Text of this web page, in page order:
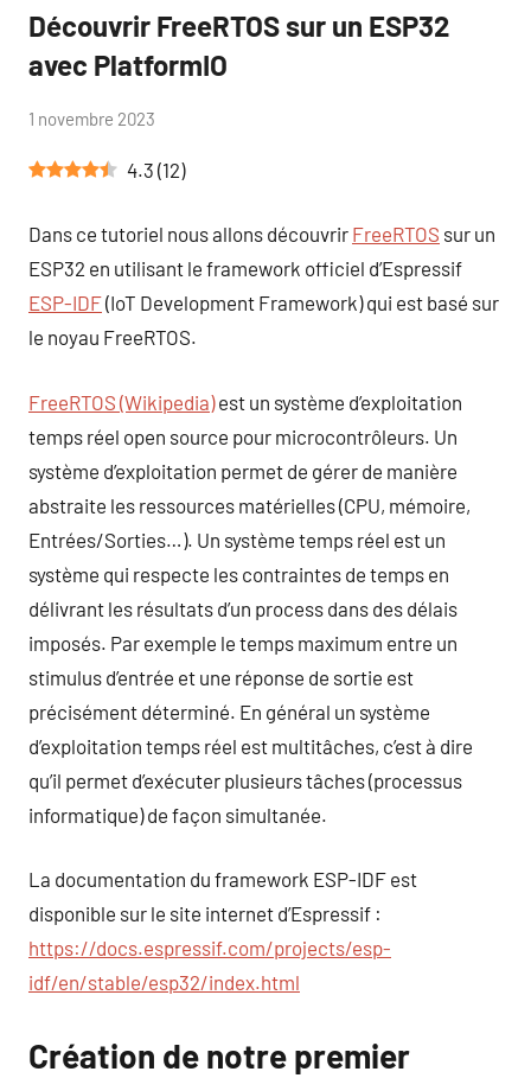
Blog
Découvrir FreeRTOS sur un ESP32
avec PlatformIO
par
1 novembre 2023
4.3 (12)
Dans ce tutoriel nous allons découvrir FreeRTOS sur un
ESP32 en utilisant le framework officiel d’Espressif
ESP-IDF(IoT Development Framework) qui est basé sur
le noyau FreeRTOS.
FreeRTOS (Wikipedia)est un système d’exploitation
temps réel open source pour microcontrôleurs. Un
système d’exploitation permet de gérer de manière
abstraite les ressources matérielles (CPU, mémoire,
Entrées/Sorties…). Un système temps réel est un
système qui respecte les contraintes de temps en
délivrant les résultats d’un process dans des délais
imposés. Par exemple le temps maximum entre un
stimulus d’entrée et une réponse de sortie est
précisément déterminé. En général un système
d’exploitation temps réel est multitâches, c’est à dire
qu’il permet d’exécuter plusieurs tâches (processus
informatique) de façon simultanée.
La documentation du framework ESP-IDF est
disponible sur le site internet d’Espressif :
https://docs.espressif.com/projects/esp-
idf/en/stable/esp32/index.html
Création de notre premier